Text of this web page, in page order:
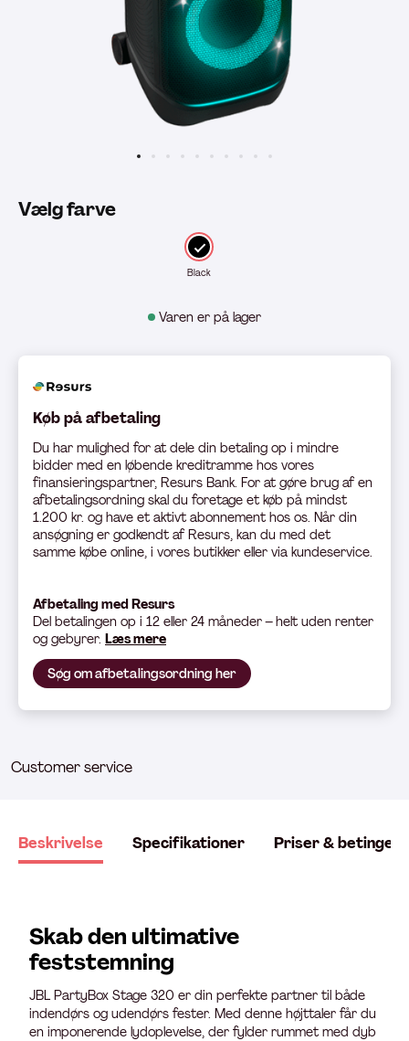
Varen er på lager
Vælg farve
Black
Køb på afbetaling
Du har mulighed for at dele din betaling op i mindre
bidder med en løbende kreditramme hos vores
finansieringspartner, Resurs Bank. For at gøre brug af en
afbetalingsordning skal du foretage et køb på mindst
1.200 kr. og have et aktivt abonnement hos os. Når din
ansøgning er godkendt af Resurs, kan du med det
samme købe online, i vores butikker eller via kundeservice.
Afbetaling med Resurs
Del betalingen op i 12 eller 24 måneder – helt uden renter
og gebyrer. Læs mere
Søg om afbetalingsordning her
Customer service
Beskrivelse Specifikationer Priser &
Skab den ultimative
feststemning
JBL PartyBox Stage 320 er din perfekte partner til både
indendørs og udendørs fester. Med denne højttaler får du
en imponerende lydoplevelse, der fylder rummet med dyb